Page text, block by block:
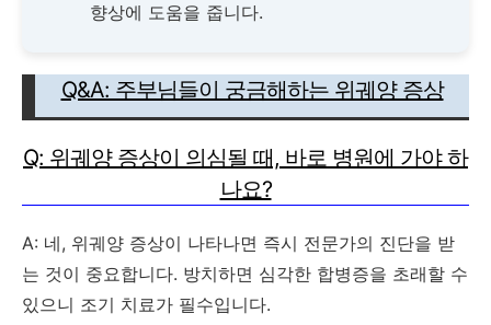
향상에 도움을 줍니다.
Q&A: 주부님들이 궁금해하는 위궤양 증상
Q: 위궤양 증상이 의심될 때, 바로 병원에 가야 하
나요?
A: 네, 위궤양 증상이 나타나면 즉시 전문가의 진단을 받
는 것이 중요합니다. 방치하면 심각한 합병증을 초래할 수
있으니 조기 치료가 필수입니다.